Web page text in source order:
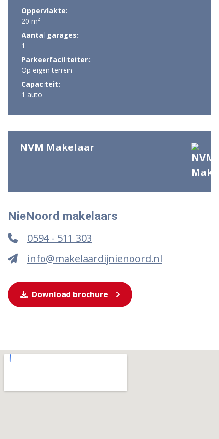
Oppervlakte:
20 m²
Aantal garages:
1
Parkeerfaciliteiten:
Op eigen terrein
Capaciteit:
1 auto
NVM Makelaar
NieNoord makelaars
0594 - 511 303
info@makelaardijnienoord.nl
Download brochure